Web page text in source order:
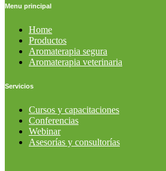
Menu principal
Home
Productos
Aromaterapia segura
Aromaterapia veterinaria
Servicios
Cursos y capacitaciones
Conferencias
Webinar
Asesorías y consultorías